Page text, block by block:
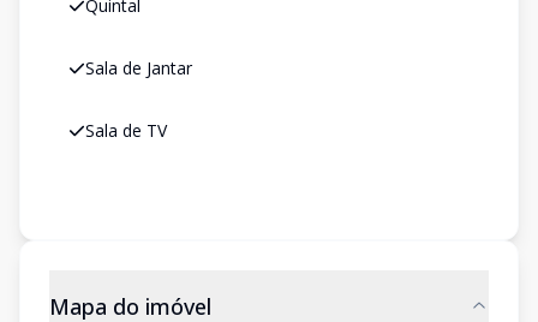
Quintal
Sala de Jantar
Sala de TV
Mapa do imóvel